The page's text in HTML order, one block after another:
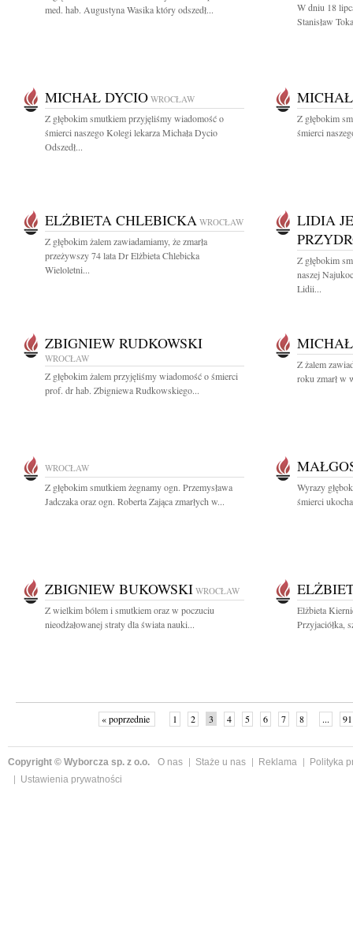
med. hab. Augustyna Wasika który odszedł...
W dniu 18
Stanisław
MICHAŁ DYCIO WROCŁAW
Z głębokim smutkiem przyjęliśmy wiadomość o
śmierci naszego Kolegi lekarza Michała Dycio
Odszedł...
Z głębokim
śmierci
ELŻBIETA CHLEBICKA WROCŁAW
Z głębokim żalem zawiadamiamy, że zmarła
przeżywszy 74 lata Dr Elżbieta Chlebicka
Wieloletni...
LIDIA
Z głębokim
naszej
Lidii...
ZBIGNIEW RUDKOWSKI
WROCŁAW
Z głębokim żalem przyjęliśmy wiadomość o śmierci
prof. dr hab. Zbigniewa Rudkowskiego...
Z żalem
roku zmarł w
WROCŁAW
Z głębokim smutkiem żegnamy ogn. Przemysława
Jadczaka oraz ogn. Roberta Zająca zmarłych w...
Wyrazy
śmierci
ZBIGNIEW BUKOWSKI WROCŁAW
Z wielkim bólem i smutkiem oraz w poczuciu
nieodżałowanej straty dla świata nauki...
Elżbieta
Przyjaciółka,
« poprzednie 1 2 3 4 5 6 7 8 ... 91
Copyright © Wyborcza sp. z o.o. O nas Staże u nas Reklama
Polityka
Ustawienia prywatności